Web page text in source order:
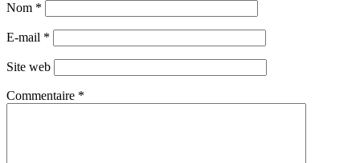
Nom *
E-mail *
Site web
Commentaire *